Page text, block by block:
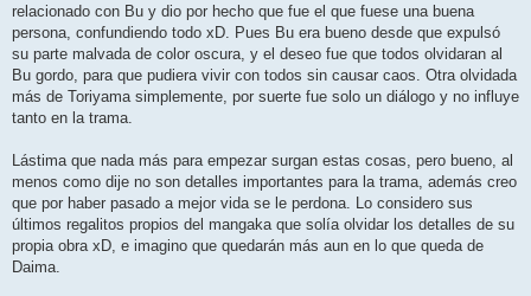
relacionado con Bu y dio por hecho que fue el que fuese una buena
persona, confundiendo todo xD. Pues Bu era bueno desde que expulsó
su parte malvada de color oscura, y el deseo fue que todos olvidaran al
Bu gordo, para que pudiera vivir con todos sin causar caos. Otra olvidada
más de Toriyama simplemente, por suerte fue solo un diálogo y no influye
tanto en la trama.
Lástima que nada más para empezar surgan estas cosas, pero bueno, al
menos como dije no son detalles importantes para la trama, además creo
que por haber pasado a mejor vida se le perdona. Lo considero sus
últimos regalitos propios del mangaka que solía olvidar los detalles de su
propia obra xD, e imagino que quedarán más aun en lo que queda de
Daima.